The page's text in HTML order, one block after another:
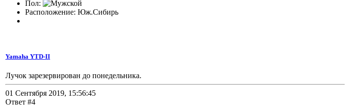
Пол:
Расположение: Юж.Сибирь
Yamaha YTD-II
Лучок зарезервирован до понедельника.
01 Сентября 2019, 15:56:45
Ответ #4